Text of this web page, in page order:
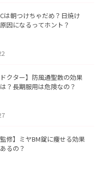
は朝つけちゃだめ？日焼け
因になるってホント？
ドクター】防風通聖散の効果
？長期服用は危険なの？
監修】ミヤBM錠に痩せる効果
るの？